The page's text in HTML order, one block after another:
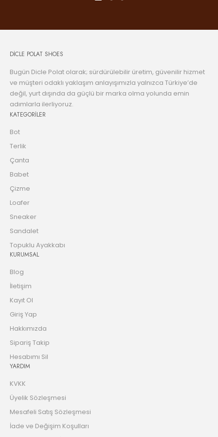
DİCLE POLAT SHOES
Bugün Dicle Polat olarak; sürdürülebilir üretim, güvenilir hizmet
ve müşteri odaklı yaklaşım anlayışımızla yalnızca Türkiye’de
değil, yurt dışında da güçlü bir marka olma yolunda emin
adımlarla ilerliyoruz.
KATEGORİLER
Bot
Terlik
Çanta
Babet
Çizme
Loafer
Sneaker
Sandalet
Topuklu Ayakkabı
KURUMSAL
Blog
İletişim
Kayıt Ol
Giriş Yap
Hakkımızda
Sipariş Takip
Hesabımı Sil
YARDIM
KVKK
Üyelik Sözleşmesi
Mesafeli Satış Sözleşmesi
İade ve Değişim Koşulları